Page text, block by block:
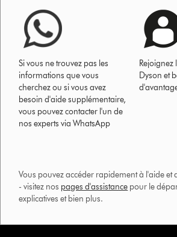
Si vous ne trouvez pas les
informations que vous
cherchez ou si vous avez
besoin d'aide supplémentaire,
vous pouvez contacter l'un de
nos experts via WhatsApp
Dyson et
Vous pouvez accéder rapidement à l'aide et
- visitez nos pages d'assistance pour le
explicatives et bien plus.​